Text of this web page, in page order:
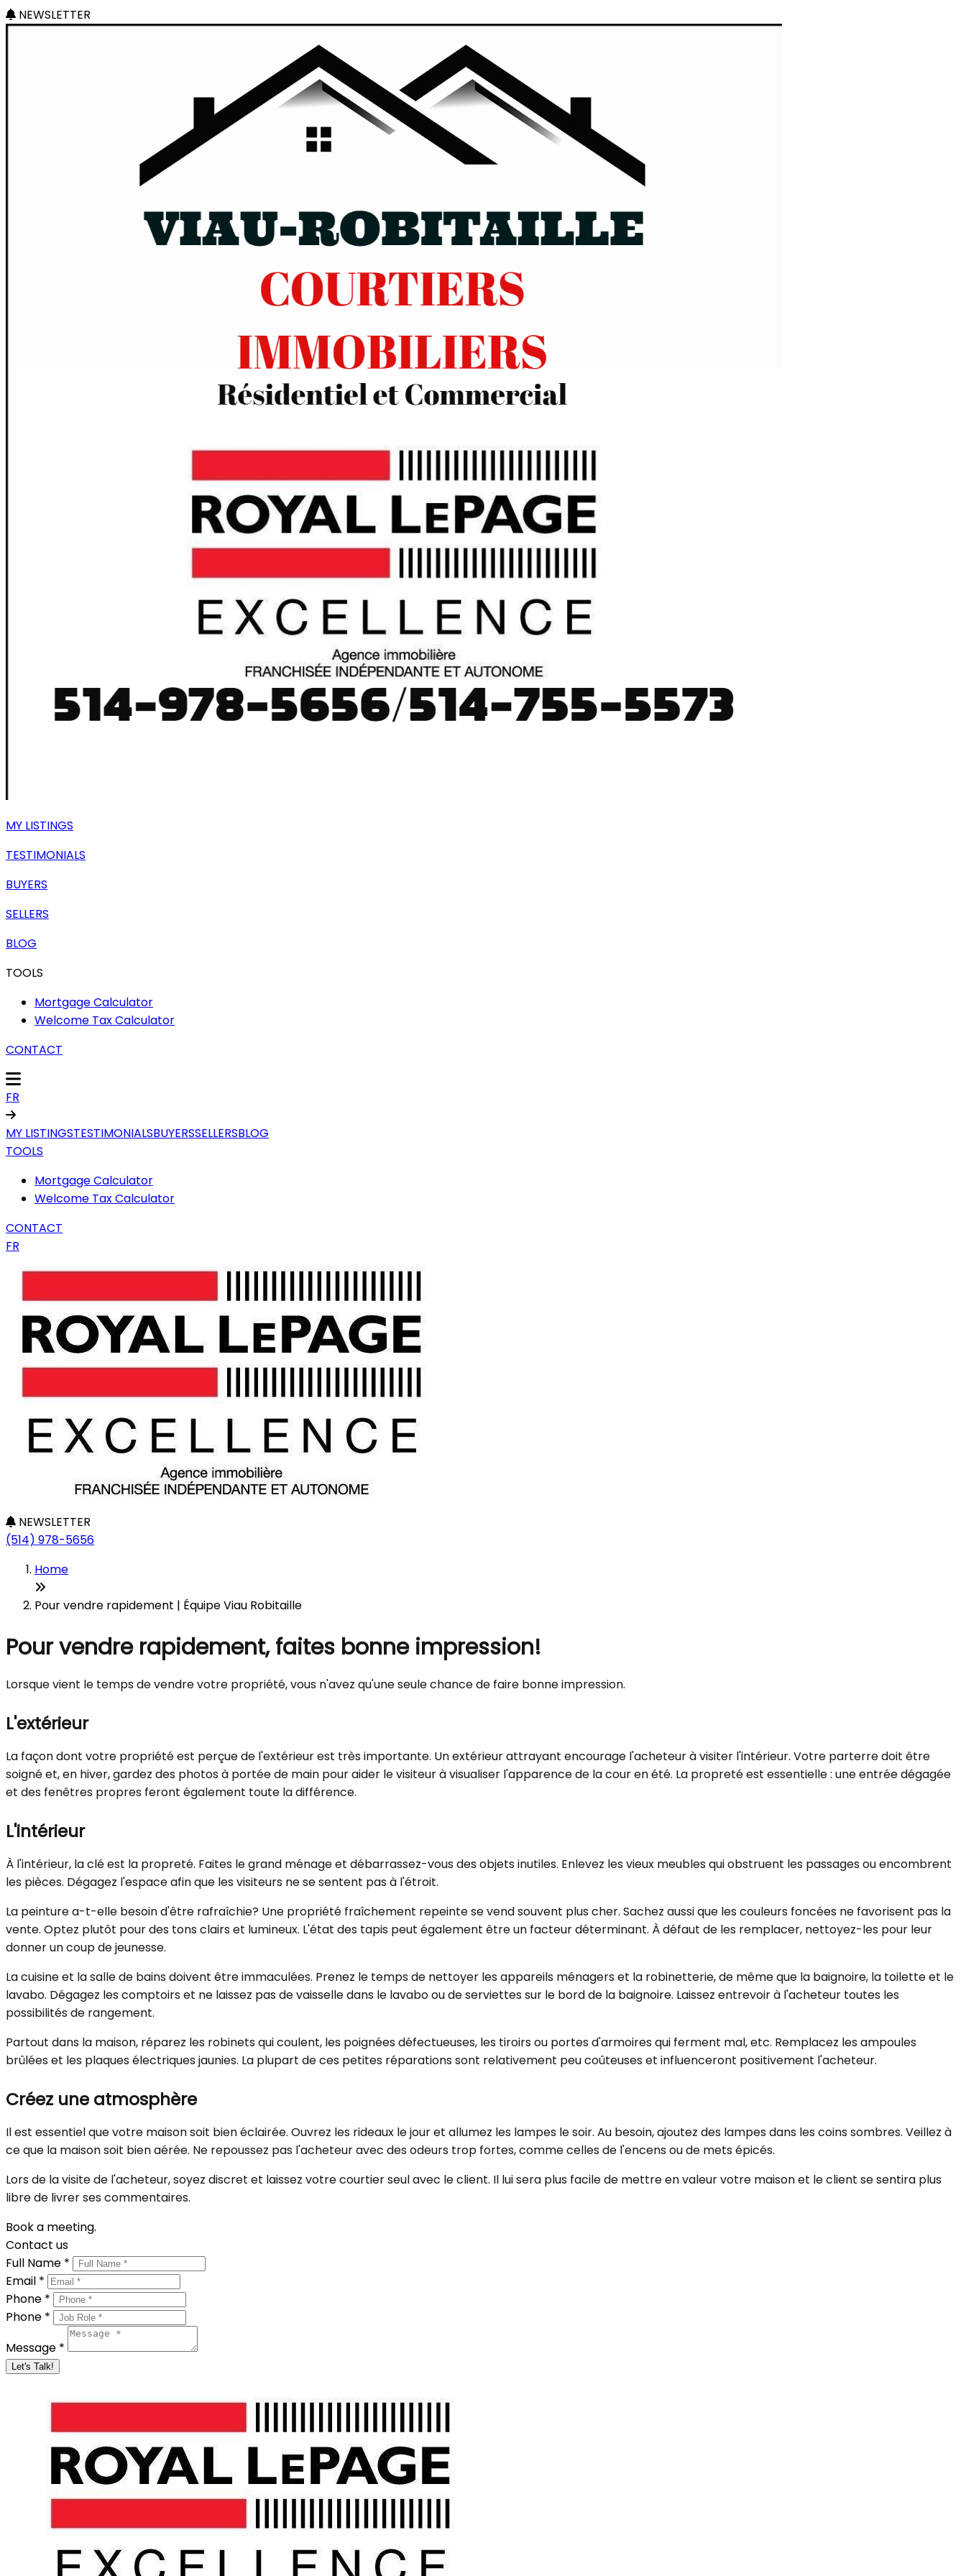
NEWSLETTER
MY LISTINGS
TESTIMONIALS
BUYERS
SELLERS
BLOG
TOOLS
Mortgage Calculator
Welcome Tax Calculator
CONTACT
FR
MY LISTINGSTESTIMONIALSBUYERSSELLERSBLOG
TOOLS
Mortgage Calculator
Welcome Tax Calculator
CONTACT
FR
NEWSLETTER
(514) 978-5656
Home
Pour vendre rapidement | Équipe Viau Robitaille
Pour vendre rapidement, faites bonne impression!
Lorsque vient le temps de vendre votre propriété, vous n'avez qu'une seule chance de faire bonne impression.
L'extérieur
La façon dont votre propriété est perçue de l'extérieur est très importante. Un extérieur attrayant encourage l'acheteur à visiter l'intérieur. Votre parterre doit être
soigné et, en hiver, gardez des photos à portée de main pour aider le visiteur à visualiser l'apparence de la cour en été. La propreté est essentielle : une entrée dégagée
et des fenêtres propres feront également toute la différence.
L'intérieur
À l'intérieur, la clé est la propreté. Faites le grand ménage et débarrassez-vous des objets inutiles. Enlevez les vieux meubles qui obstruent les passages ou encombrent
les pièces. Dégagez l'espace afin que les visiteurs ne se sentent pas à l'étroit.
La peinture a-t-elle besoin d'être rafraîchie? Une propriété fraîchement repeinte se vend souvent plus cher. Sachez aussi que les couleurs foncées ne favorisent pas la
vente. Optez plutôt pour des tons clairs et lumineux. L'état des tapis peut également être un facteur déterminant. À défaut de les remplacer, nettoyez-les pour leur
donner un coup de jeunesse.
La cuisine et la salle de bains doivent être immaculées. Prenez le temps de nettoyer les appareils ménagers et la robinetterie, de même que la baignoire, la toilette et le
lavabo. Dégagez les comptoirs et ne laissez pas de vaisselle dans le lavabo ou de serviettes sur le bord de la baignoire. Laissez entrevoir à l'acheteur toutes les
possibilités de rangement.
Partout dans la maison, réparez les robinets qui coulent, les poignées défectueuses, les tiroirs ou portes d'armoires qui ferment mal, etc. Remplacez les ampoules
brûlées et les plaques électriques jaunies. La plupart de ces petites réparations sont relativement peu coûteuses et influenceront positivement l'acheteur.
Créez une atmosphère
Il est essentiel que votre maison soit bien éclairée. Ouvrez les rideaux le jour et allumez les lampes le soir. Au besoin, ajoutez des lampes dans les coins sombres. Veillez à
ce que la maison soit bien aérée. Ne repoussez pas l'acheteur avec des odeurs trop fortes, comme celles de l'encens ou de mets épicés.
Lors de la visite de l'acheteur, soyez discret et laissez votre courtier seul avec le client. Il lui sera plus facile de mettre en valeur votre maison et le client se sentira plus
libre de livrer ses commentaires.
Book a meeting.
Contact us
Full Name *
Email *
Phone *
Phone *
Message *
Let's Talk!